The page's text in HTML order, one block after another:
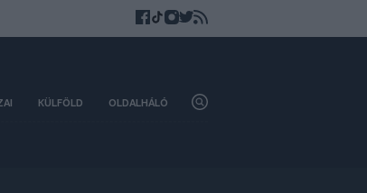
KÜLFÖLD OLDALHÁLÓ